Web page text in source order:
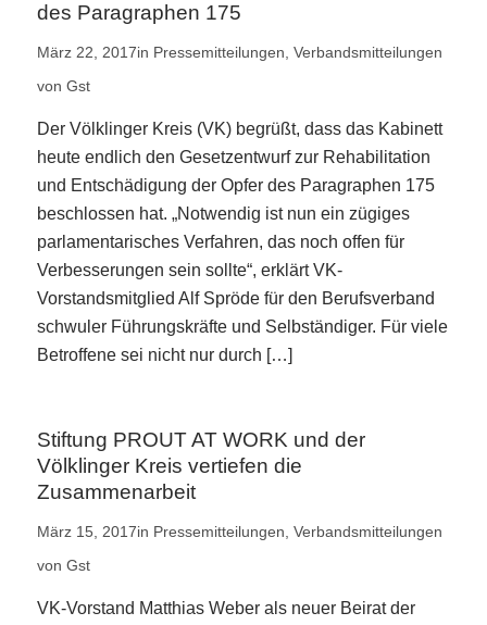
des Paragraphen 175
März 22, 2017in Pressemitteilungen Verbandsmitteilungen
von Gst
Der Völklinger Kreis (VK) begrüßt, dass das Kabinett
heute endlich den Gesetzentwurf zur Rehabilitation
und Entschädigung der Opfer des Paragraphen 175
beschlossen hat. „Notwendig ist nun ein zügiges
parlamentarisches Verfahren, das noch offen für
Verbesserungen sein sollte“, erklärt VK-
Vorstandsmitglied Alf Spröde für den Berufsverband
schwuler Führungskräfte und Selbständiger. Für viele
Betroffene sei nicht nur durch […]
Stiftung PROUT AT WORK und der
Völklinger Kreis vertiefen die
Zusammenarbeit
März 15, 2017in Pressemitteilungen, Verbandsmitteilungen
von Gst
VK-Vorstand Matthias Weber als neuer Beirat der